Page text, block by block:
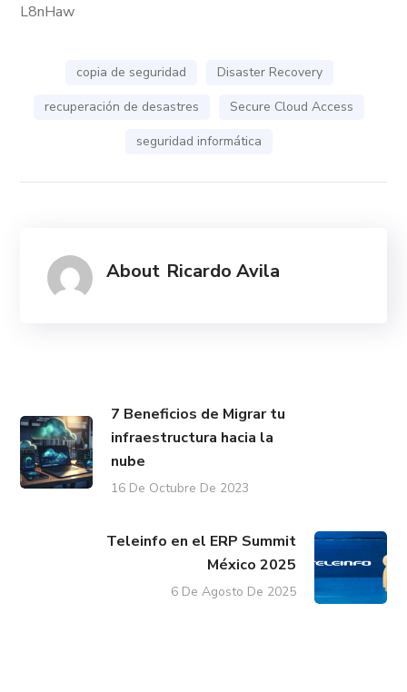
L8nHaw
copia de seguridad
Disaster Recovery
recuperación de desastres
Secure Cloud Access
seguridad informática
About Ricardo Avila
7 Beneficios de Migrar tu
infraestructura hacia la
nube
16 De Octubre De 2023
Teleinfo en el ERP Summit
México 2025
6 De Agosto De 2025